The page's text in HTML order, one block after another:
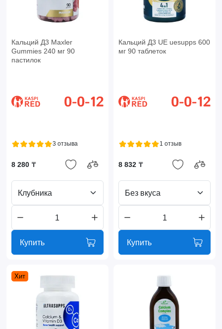
Кальций Д3 Maxler
Gummies 240 мг 90
пастилок
3 отзыва
8 280 ₸
Клубника
Купить
Кальций Д3 UE uesupps 600
мг 90 таблеток
1 отзыв
8 832 ₸
Без вкуса
Купить
Хит